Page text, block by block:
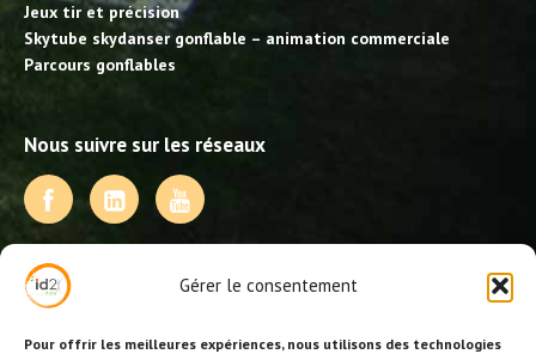
Gérer le consentement
Pour offrir les meilleures expériences, nous utilisons des technologies
Jeux tir et précision
Skytube skydanser gonflable – animation commerciale
Parcours gonflables
Nous suivre sur les réseaux
NOS PRESTATIONS
Activités, jeux et animations BDE
Animations événementielles